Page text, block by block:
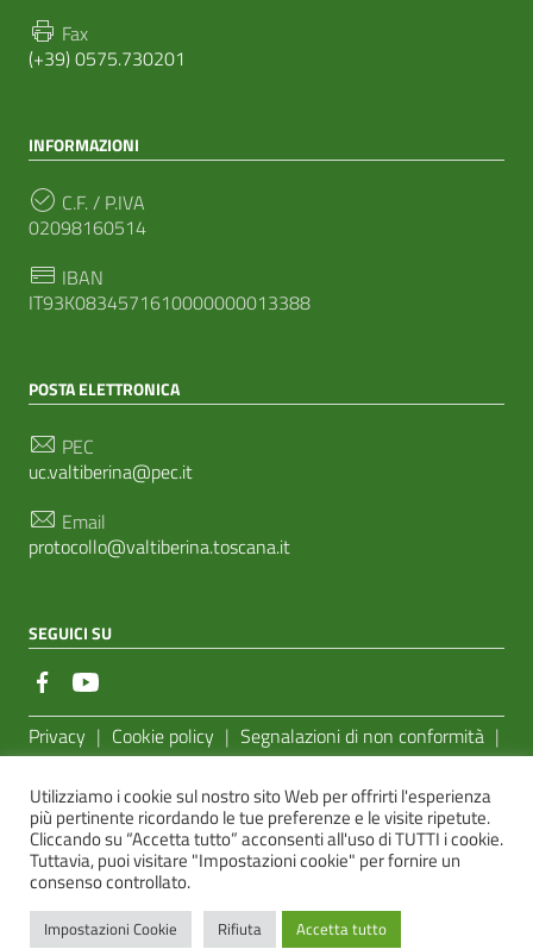
Fax
(+39) 0575.730201
INFORMAZIONI
C.F. / P.IVA
02098160514
IBAN
IT93K0834571610000000013388
POSTA ELETTRONICA
PEC
uc.valtiberina@pec.it
Email
protocollo@valtiberina.toscana.it
SEGUICI SU
Sezione Link Utili
Privacy | Cookie policy | Segnalazioni di non conformità |
AgID
Sito realizzato dallae-Linking Online Systems S.r.l.
Utilizziamo i cookie sul nostro sito Web per offrirti l'esperienza
più pertinente ricordando le tue preferenze e le visite ripetute.
Cliccando su “Accetta tutto” acconsenti all'uso di TUTTI i cookie.
Tuttavia, puoi visitare "Impostazioni cookie" per fornire un
consenso controllato.
Impostazioni Cookie Rifiuta Accetta tutto